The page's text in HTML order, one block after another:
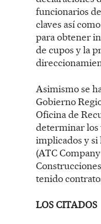
funcionarios
claves así
para obtener
de cupos y la
Asimismo se
Gobierno
Oficina de
determinar los
implicados y si
(ATC
tenido
LOS CITADOS